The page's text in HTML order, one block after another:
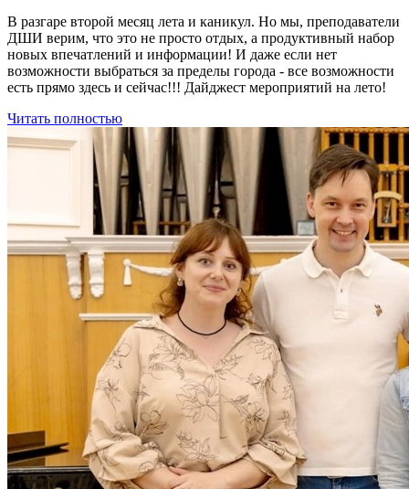
В разгаре второй месяц лета и каникул. Но мы, преподаватели
ДШИ верим, что это не просто отдых, а продуктивный набор
новых впечатлений и информации! И даже если нет
возможности выбраться за пределы города - все возможности
есть прямо здесь и сейчас!!! Дайджест мероприятий на лето!
Читать полностью